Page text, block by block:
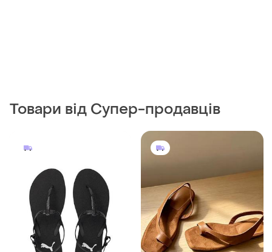
350 грн
315 грн з 10 серп
Sinsay
Босоніжки пудрового
кольору, розмір 37, на
750 грн
Fred De La Bretoniere
Босоніжки жіночі з
натуральної шкіри
39.5 і ще 1